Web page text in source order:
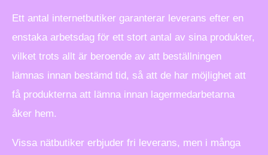
Ett antal internetbutiker garanterar leverans efter en
enstaka arbetsdag för ett stort antal av sina produkter,
vilket trots allt är beroende av att beställningen
lämnas innan bestämd tid, så att de har möjlighet att
få produkterna att lämna innan lagermedarbetarna
åker hem.
Vissa nätbutiker erbjuder fri leverans, men i många